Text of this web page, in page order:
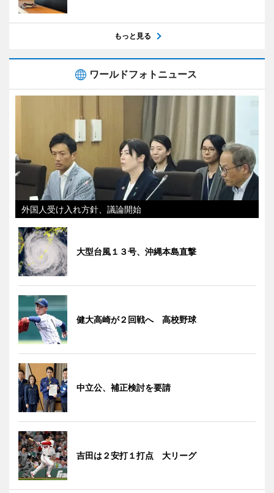
もっと見る
ワールドフォトニュース
外国人受け入れ方針、議論開始
大型台風１３号、沖縄本島直撃
健大高崎が２回戦へ 高校野球
中立公、補正検討を要請
吉田は２安打１打点 大リーグ